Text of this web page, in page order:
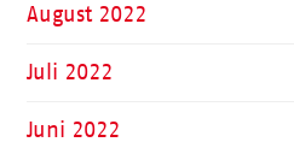
August 2022
Juli 2022
Juni 2022